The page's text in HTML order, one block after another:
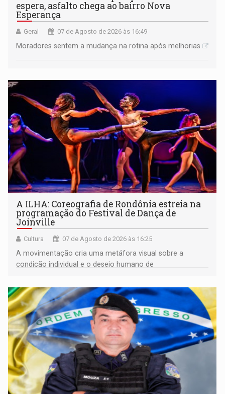
espera, asfalto chega ao bairro Nova
Esperança
Geral 07 de Agosto de 2026 às 16:49
Moradores sentem a mudança na rotina após melhorias
A ILHA: Coreografia de Rondônia estreia na
programação do Festival de Dança de
Joinville
Cultura 07 de Agosto de 2026 às 16:25
A movimentação cria uma metáfora visual sobre a
condição individual e o desejo humano de